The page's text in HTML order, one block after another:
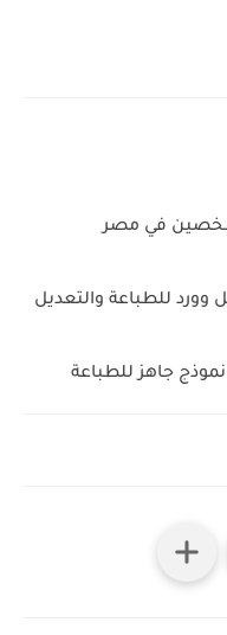
في مصر
للطباعة والتعديل
جاهز للطباعة